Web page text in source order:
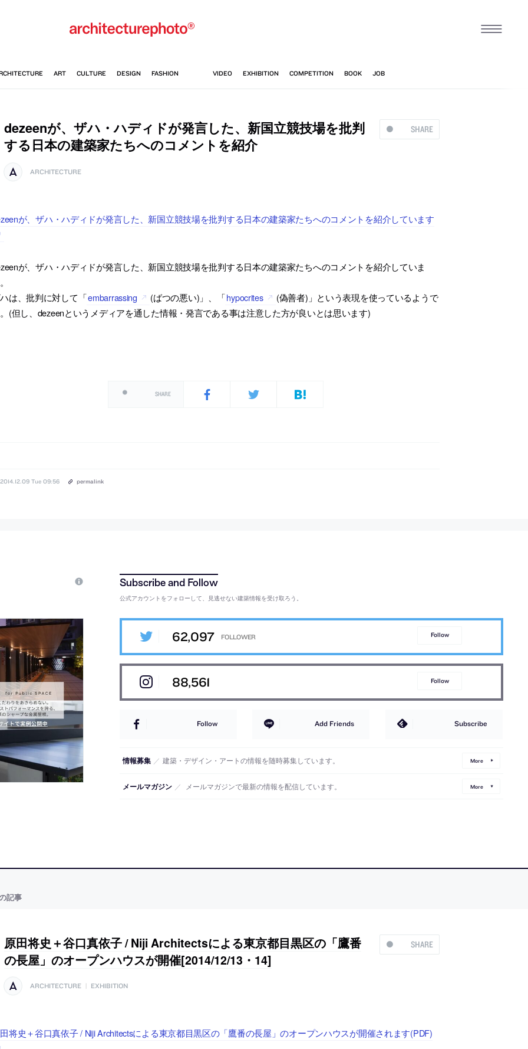
SHARE
dezeenが、ザハ・ハディドが発言した、新国立競技場を批判
する日本の建築家たちへのコメントを紹介
ARCHITECTURE
が、ザハ・ハディドが発言した、新国立競技場を批判する日本の建築家たちへのコメントを紹介しています
が、ザハ・ハディドが発言した、新国立競技場を批判する日本の建築家たちへのコメントを紹介していま
は、批判に対して「embarrassing (ばつの悪い)」、「hypocrites
(偽善者)」という表現を使っているようで
(但し、dezeenというメディアを通した情報・発言である事は注意した方が良いとは思います)
SHARE
2014.12.09 Tue 09:56 permalink
公式アカウントをフォローして、見逃せない建築情報を受け取ろう。
62,097 Follow
88,561 Follow
Follow Add Friends Subscribe
情報募集 ／ 建築・デザイン・アートの情報を随時募集しています。 More
メールマガジン ／ メールマガジンで最新の情報を配信しています。 More
記事
SHARE
原田将史＋谷口真依子 / Niji Architectsによる東京都目黒区の「鷹番
の長屋」のオープンハウスが開催[2014/12/13・14]
ARCHITECTURE EXHIBITION
将史＋谷口真依子 / Niji Architectsによる東京都目黒区の「鷹番の長屋」のオープンハウスが開催されます(PDF)